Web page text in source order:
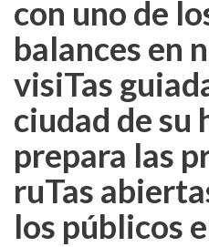
con uno de
balances en
visiTas
ciudad de su
prepara las
ruTas
los públicos